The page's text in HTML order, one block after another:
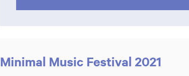
Minimal Music Festival 2021